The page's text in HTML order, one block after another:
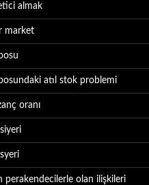
almak
market
atıl stok problemi
oranı
perakendecilerle olan ilişkileri